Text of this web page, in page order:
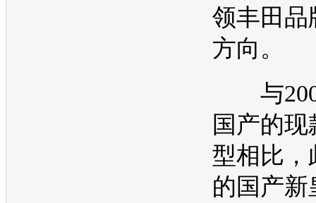
领丰田 品
方向。
与
国产的现
型相比，
的国产新